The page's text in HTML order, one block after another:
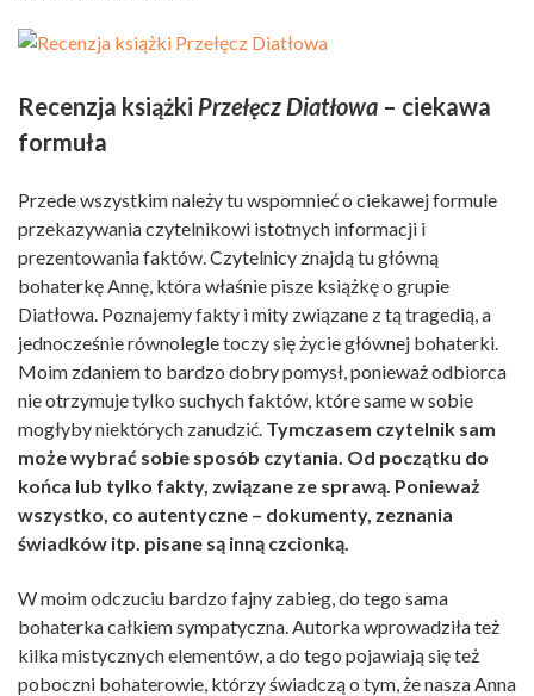
Recenzja książki Przełęcz Diatłowa – ciekawa
formuła
Przede wszystkim należy tu wspomnieć o ciekawej formule
przekazywania czytelnikowi istotnych informacji i
prezentowania faktów. Czytelnicy znajdą tu główną
bohaterkę Annę, która właśnie pisze książkę o grupie
Diatłowa. Poznajemy fakty i mity związane z tą tragedią, a
jednocześnie równolegle toczy się życie głównej bohaterki.
Moim zdaniem to bardzo dobry pomysł, ponieważ odbiorca
nie otrzymuje tylko suchych faktów, które same w sobie
mogłyby niektórych zanudzić. Tymczasem czytelnik sam
może wybrać sobie sposób czytania. Od początku do
końca lub tylko fakty, związane ze sprawą. Ponieważ
wszystko, co autentyczne – dokumenty, zeznania
świadków itp. pisane są inną czcionką.
W moim odczuciu bardzo fajny zabieg, do tego sama
bohaterka całkiem sympatyczna. Autorka wprowadziła też
kilka mistycznych elementów, a do tego pojawiają się też
poboczni bohaterowie, którzy świadczą o tym, że nasza Anna